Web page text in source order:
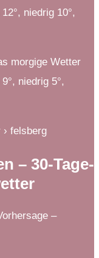
niedrig 10°,
morgige Wetter
niedrig 5°,
› felsberg
– 30-Tage-
–